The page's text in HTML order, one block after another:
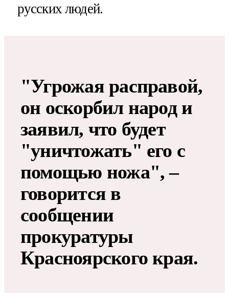
русских людей.
"Угрожая расправой,
он оскорбил народ и
заявил, что будет
"уничтожать" его с
помощью ножа", –
говорится в
сообщении
прокуратуры
Красноярского края.